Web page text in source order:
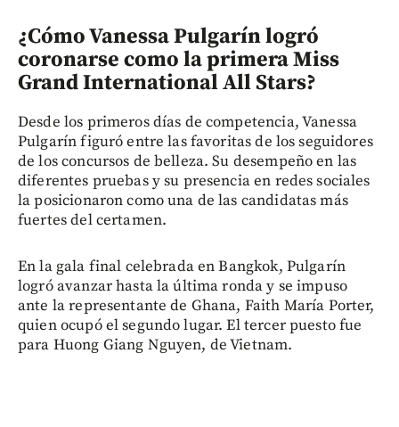
¿Cómo Vanessa Pulgarín logró
coronarse como la primera Miss
Grand International All Stars?
Desde los primeros días de competencia, Vanessa
Pulgarín figuró entre las favoritas de los seguidores
de los concursos de belleza. Su desempeño en las
diferentes pruebas y su presencia en redes sociales
la posicionaron como una de las candidatas más
fuertes del certamen.
En la gala final celebrada en Bangkok, Pulgarín
logró avanzar hasta la última ronda y se impuso
ante la representante de Ghana, Faith María Porter,
quien ocupó el segundo lugar. El tercer puesto fue
para Huong Giang Nguyen, de Vietnam.